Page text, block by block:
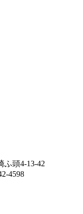
ふ頭4-13-42
4598